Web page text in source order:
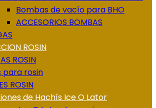
Bombas de vacío para BHO
ACCESORIOS BOMBAS
ROSIN
ROSIN
para rosin
ROSIN
de Hachís Ice O Lator